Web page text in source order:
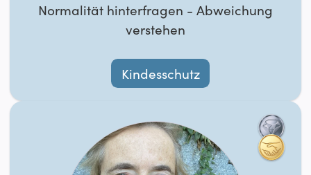
Normalität hinterfragen - Abweichung
verstehen
Kindesschutz